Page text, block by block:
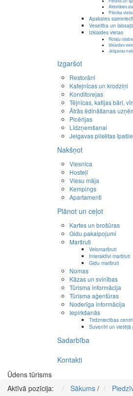
Aktivitātes
Piknika
Apskates
Veselība un
Izklaides vietas
Rotaļu
Izklaides
Jelgavas
Izgaršot
Restorāni
Kafejnīcas un krodziņi
Konditorejas
Tējnīcas, kafijas bāri,
Ātrās ēdināšanas
Picērijas
Līdzņemšanai
Jelgavas pilsētas
Nakšņot
Viesnīca
Hosteļi
Viesu māja
Kempings
Apartamenti
Plānot un ceļot
Kartes un brošūras
Gidu pakalpojumi
Maršruti
Velomaršruti
Interaktīvi maršruti
Gidu maršruti
Nomas
Kāzas un svinības
Tūrisma informācija
Tūrisma aģentūras
Noderīga informācija
Iepirkšanās
Tirdzniecības centri
Suvenīri un vietējā
Sadarbība
Kontakti
Ūdens tūrisms
Aktīvā pozīcija:
Sākums /